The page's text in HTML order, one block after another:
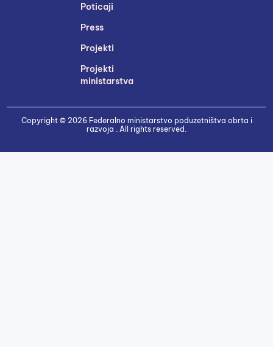
Poticaji
Press
Projekti
Projekti
ministarstva
Copyright © 2026 Federalno ministarstvo poduzetništva obrta i
razvoja . All rights reserved.